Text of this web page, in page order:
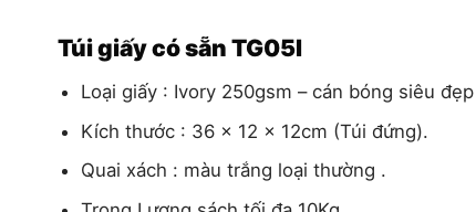
Túigiấycó sẵn TG05I
Loại giấy : Ivory 250gsm – cán bóng siêu đẹp
Kích thước : 36 x 12 x 12cm (Túi đứng).
Quai xách : màu trắng loại thường .